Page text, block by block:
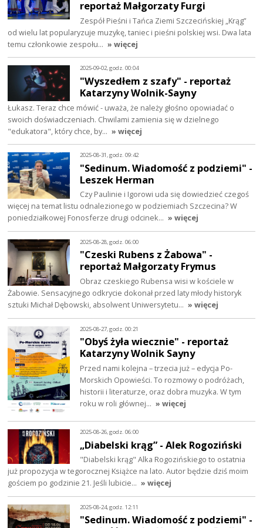
reportaż Małgorzaty Furgi
Zespół Pieśni i Tańca Ziemi Szczecińskiej „Krąg”
od wielu lat popularyzuje muzykę, taniec i pieśni polskiej wsi. Dwa lata
temu członkowie zespołu… » więcej
2025-09-02, godz. 00:04
"Wyszedłem z szafy" - reportaż
Katarzyny Wolnik-Sayny
Łukasz. Teraz chce mówić - uważa, że należy głośno opowiadać o
swoich doświadczeniach. Chwilami zamienia się w dzielnego
"edukatora", który chce, by… » więcej
2025-08-31, godz. 09:42
"Sedinum. Wiadomość z podziemi" -
Leszek Herman
Czy Paulinie i Igorowi uda się dowiedzieć czegoś
więcej na temat listu odnalezionego w podziemiach Szczecina? W
poniedziałkowej Fonosferze drugi odcinek… » więcej
2025-08-28, godz. 06:00
"Czeski Rubens z Żabowa" -
reportaż Małgorzaty Frymus
Obraz czeskiego Rubensa wisi w kościele w
Żabowie. Sensacyjnego odkrycie dokonał przed laty młody historyk
sztuki Michał Dębowski, absolwent Uniwersytetu… » więcej
2025-08-27, godz. 00:21
"Obyś żyła wiecznie" - reportaż
Katarzyny Wolnik Sayny
Przed nami kolejna – trzecia już – edycja Po-
Morskich Opowieści. To rozmowy o podróżach,
historii i literaturze, oraz dobra muzyka. W tym
roku w roli głównej… » więcej
2025-08-26, godz. 06:00
„Diabelski krąg” - Alek Rogoziński
"Diabelski krąg" Alka Rogozińskiego to ostatnia
już propozycja w tegorocznej Książce na lato. Autor będzie dziś moim
gościem po godzinie 21. Jeśli lubicie… » więcej
2025-08-24, godz. 12:11
"Sedinum. Wiadomość z podziemi" -